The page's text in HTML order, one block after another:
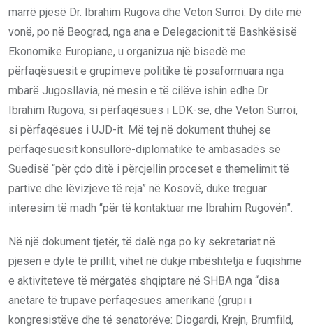
marrë pjesë Dr. Ibrahim Rugova dhe Veton Surroi. Dy ditë më
vonë, po në Beograd, nga ana e Delegacionit të Bashkësisë
Ekonomike Europiane, u organizua një bisedë me
përfaqësuesit e grupimeve politike të posaformuara nga
mbarë Jugosllavia, në mesin e të cilëve ishin edhe Dr
Ibrahim Rugova, si përfaqësues i LDK-së, dhe Veton Surroi,
si përfaqësues i UJD-it. Më tej në dokument thuhej se
përfaqësuesit konsullorë-diplomatikë të ambasadës së
Suedisë “për çdo ditë i përcjellin proceset e themelimit të
partive dhe lëvizjeve të reja” në Kosovë, duke treguar
interesim të madh “për të kontaktuar me Ibrahim Rugovën”.
Në një dokument tjetër, të dalë nga po ky sekretariat në
pjesën e dytë të prillit, vihet në dukje mbështetja e fuqishme
e aktiviteteve të mërgatës shqiptare në SHBA nga “disa
anëtarë të trupave përfaqësues amerikanë (grupi i
kongresistëve dhe të senatorëve: Diogardi, Krejn, Brumfild,